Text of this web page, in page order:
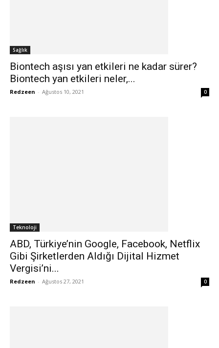
Sağlık
Biontech aşısı yan etkileri ne kadar sürer?
Biontech yan etkileri neler,...
Redzeen - Ağustos 10, 2021 0
Teknoloji
ABD, Türkiye’nin Google, Facebook, Netflix
Gibi Şirketlerden Aldığı Dijital Hizmet
Vergisi’ni...
Redzeen - Ağustos 27, 2021 0